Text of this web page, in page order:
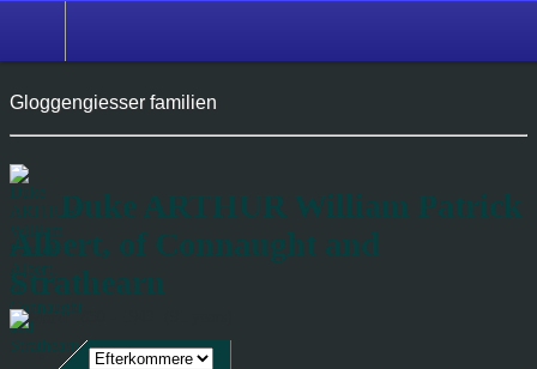
Gloggengiesser familien
Duke ARTHUR William Patrick
Albert, of Connaught and
Strathearn
1850 - 1942 (91 years)